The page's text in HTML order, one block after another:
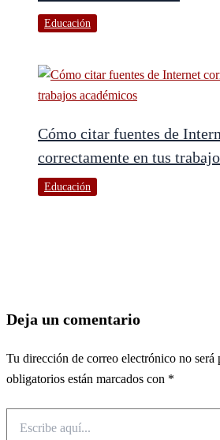
Educación
Cómo citar fuentes de
correctamente en tus
Educación
Deja un comentario
Tu dirección de correo electrónico no será
obligatorios están marcados con *
aquí...